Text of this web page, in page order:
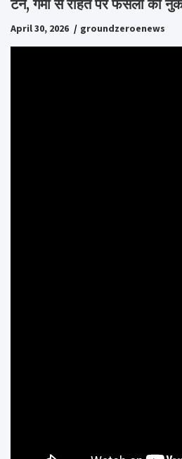
टर्न, गर्मी से राहत पर फसलों को
April 30, 2026 groundzeroenews